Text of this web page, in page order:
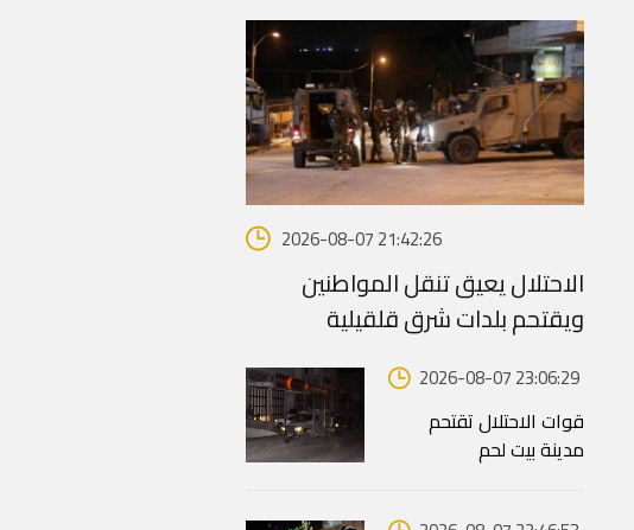
2026-08-07 21:42:26
الاحتلال يعيق تنقل المواطنين
ويقتحم بلدات شرق قلقيلية
2026-08-07 23:06:29
قوات الاحتلال تقتحم
مدينة بيت لحم